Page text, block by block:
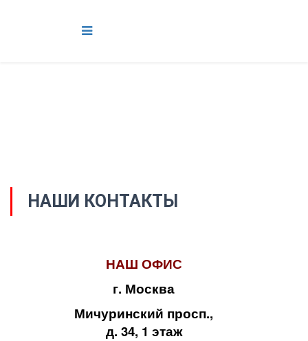
НАШИ КОНТАКТЫ
НАШ ОФИС
г. Москва
Мичуринский просп.,
д. 34, 1 этаж